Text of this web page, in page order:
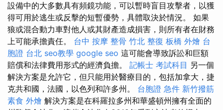
設備中的大多數具有頻鏡功能，可以暫時盲目攻擊者，以獲
得可用於逃生或反擊的短暫優勢，具體取決於情況。 如果
狼或混合動力車對他人或其財產造成損害，則所有者在財務
上可能承擔責任。 台中 按摩 整骨 竹北 整復 板橋 外燴 台
胞證 台北 seo教學 google seo 這可能會導致訴訟和巨額
賠償和法律費用形式的經濟負擔。 記帳士 考試科目 另一個
解決方案是允許它，但只能用於醫療目的，包括加拿大，捷
克共和國，法國，以色列和許多州。 台胞證 急件 新竹撥筋
素食 外燴 解決方案是在科羅拉多州和華盛頓州擁有全面的